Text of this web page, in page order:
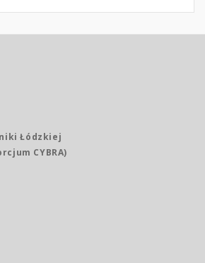
Łódzkiej
CYBRA)